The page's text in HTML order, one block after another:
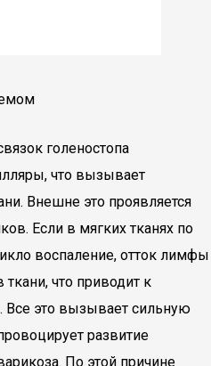
голеностопа
что вызывает
Внешне это проявляется
Если в мягких тканях по
воспаление, отток лимфы
ткани, что приводит к
Все это вызывает сильную
развитие
По этой причине